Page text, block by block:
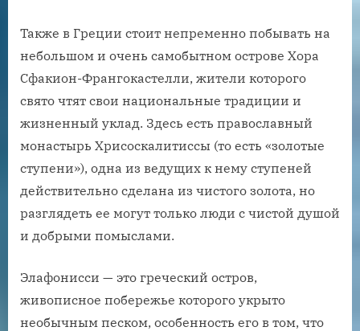
Также в Греции стоит непременно побывать на
небольшом и очень самобытном острове Хора
Сфакион-Франгокастелли, жители которого
свято чтят свои национальные традиции и
жизненный уклад. Здесь есть православный
монастырь Хрисоскалитиссы (то есть «золотые
ступени»), одна из ведущих к нему ступеней
действительно сделана из чистого золота, но
разглядеть ее могут только люди с чистой душой
и добрыми помыслами.
Элафонисси — это греческий остров,
живописное побережье которого укрыто
необычным песком, особенность его в том, что